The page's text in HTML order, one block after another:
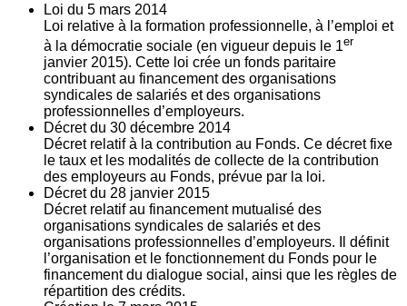
Loi du 5 mars 2014
Loi relative à la formation professionnelle, à l’emploi et
à la démocratie sociale (en vigueur depuis le 1er
janvier 2015). Cette loi crée un fonds paritaire
contribuant au financement des organisations
syndicales de salariés et des organisations
professionnelles d’employeurs.
Décret du 30 décembre 2014
Décret relatif à la contribution au Fonds. Ce décret fixe
le taux et les modalités de collecte de la contribution
des employeurs au Fonds, prévue par la loi.
Décret du 28 janvier 2015
Décret relatif au financement mutualisé des
organisations syndicales de salariés et des
organisations professionnelles d’employeurs. Il définit
l’organisation et le fonctionnement du Fonds pour le
financement du dialogue social, ainsi que les règles de
répartition des crédits.